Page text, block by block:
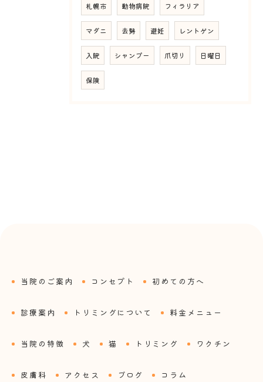
札幌市 動物病院 フィラリア
マダニ 去勢 避妊 レントゲン
入院 シャンプー 爪切り 日曜日
保険
当院のご案内 コンセプト 初めての方へ
診療案内 トリミングについて 料金メニュー
当院の特徴 犬 猫 トリミング ワクチン
皮膚科 アクセス ブログ コラム